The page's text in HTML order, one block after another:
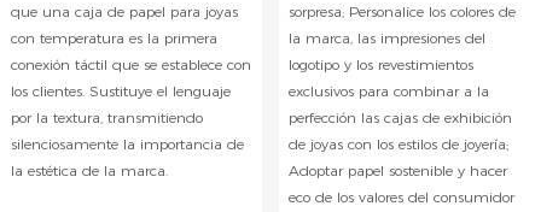
que una caja de papel para joyas
con temperatura es la primera
conexión táctil que se establece con
los clientes. Sustituye el lenguaje
por la textura, transmitiendo
silenciosamente la importancia de
la estética de la marca.
sorpresa; Personalice los colores de
la marca, las impresiones del
logotipo y los revestimientos
exclusivos para combinar a la
perfección las cajas de exhibición
de joyas con los estilos de joyería;
Adoptar papel sostenible y hacer
eco de los valores del consumidor